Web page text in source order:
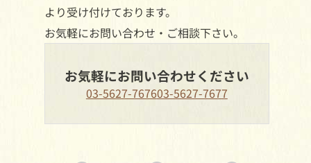
より受け付けております。
お気軽にお問い合わせ・ご相談下さい。
お気軽にお問い合わせください
03-5627-767603-5627-7677